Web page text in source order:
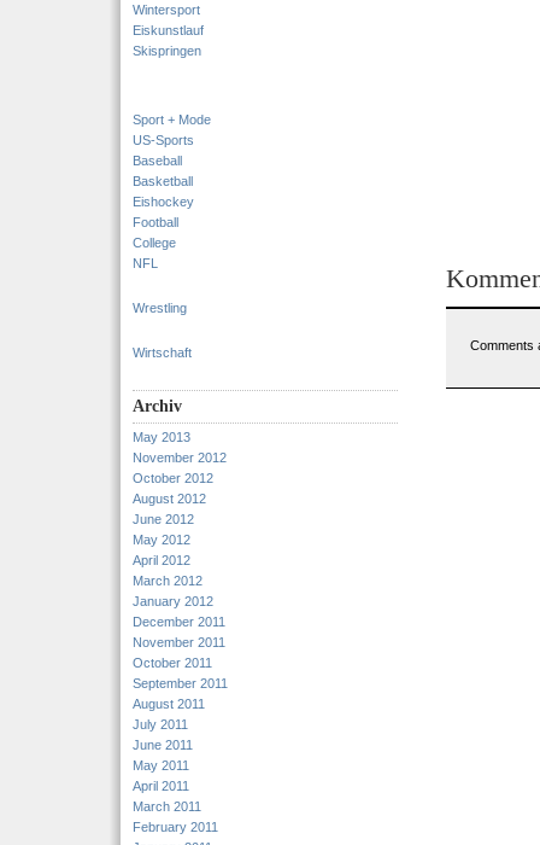
Wintersport
Eiskunstlauf
Skispringen
Sport + Mode
US-Sports
Baseball
Basketball
Eishockey
Football
College
NFL
Wrestling
Wirtschaft
Archiv
May 2013
November 2012
October 2012
August 2012
June 2012
May 2012
April 2012
March 2012
January 2012
December 2011
November 2011
October 2011
September 2011
August 2011
July 2011
June 2011
May 2011
April 2011
March 2011
February 2011
Comments